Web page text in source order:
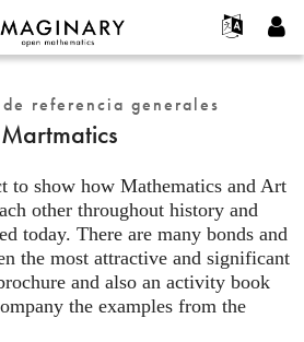
Français
Deutsch
Español
Türkçe
Programas
Galerías
Interactivos
Películas
Textos
Exposiciones
Más...
Proyectos
Participar
nueva cuenta
una nueva contraseña
referencia generales
Martmatics
to show how Mathematics and Art
other throughout history and
today. There are many bonds and
the most attractive and significant
and also an activity book
the examples from the